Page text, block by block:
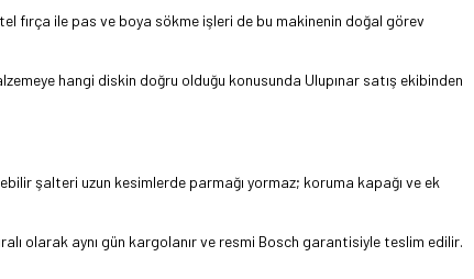
fırça ile pas ve boya sökme işleri de bu makinenin doğal görev
hangi diskin doğru olduğu konusunda Ulupınar satış ekibinden
şalteri uzun kesimlerde parmağı yormaz; koruma kapağı ve ek
olarak aynı gün kargolanır ve resmi Bosch garantisiyle teslim edilir.